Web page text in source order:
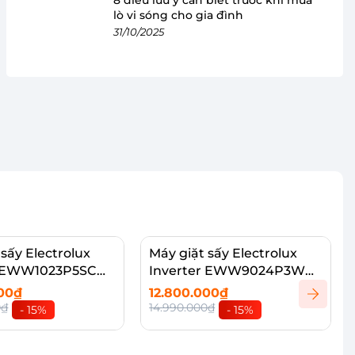
lò vi sóng cho gia đình
31/10/2025
Electrolux
- 15%
Máy giặt sấy Electrolux
Inverter EWW9024P3WC
9/6kg
12.800.000₫
14.990.000₫ - 15%